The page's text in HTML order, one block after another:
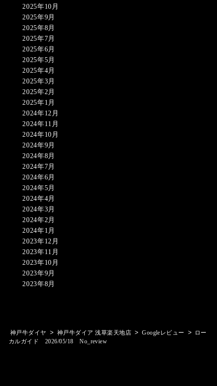
2025年10月
2025年9月
2025年8月
2025年7月
2025年6月
2025年5月
2025年4月
2025年3月
2025年2月
2025年1月
2024年12月
2024年11月
2024年10月
2024年9月
2024年8月
2024年7月
2024年6月
2024年5月
2024年4月
2024年3月
2024年2月
2024年1月
2023年12月
2023年11月
2023年10月
2023年9月
2023年8月
神戸牛ダイヤ > 神戸牛ダイア 浅草楽天地店 > Googleレビュー >
ロー
カルガイド 2026/05/18 No_review